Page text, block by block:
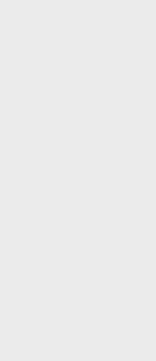
Sirolis